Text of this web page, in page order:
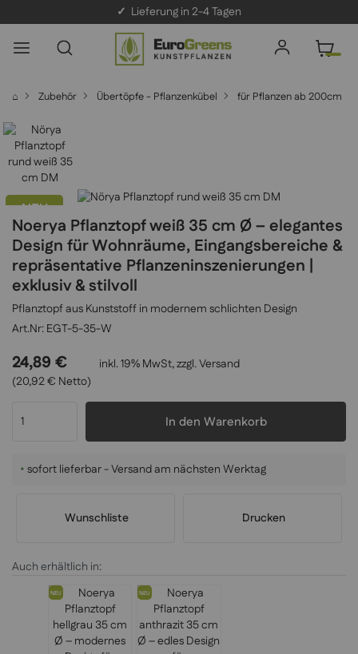
✓ Lieferung in 2-4 Tagen
⌂ Zubehör Übertöpfe - Pflanzenkübel für Pflanzen ab 200cm
NEU
Noerya Pflanztopf weiß 35 cm Ø – elegantes
Design für Wohnräume, Eingangsbereiche &
repräsentative Pflanzeninszenierungen |
exklusiv & stilvoll
Pflanztopf aus Kunststoff in modernem schlichten Design
EGT-5-35-W
24,89 €
(20,92 € Netto)
inkl. 19% MwSt, zzgl.Versand
In den Warenkorb
• sofort lieferbar - Versand am nächsten Werktag
Wunschliste Drucken
Auch erhältlich in:
NEU NEU